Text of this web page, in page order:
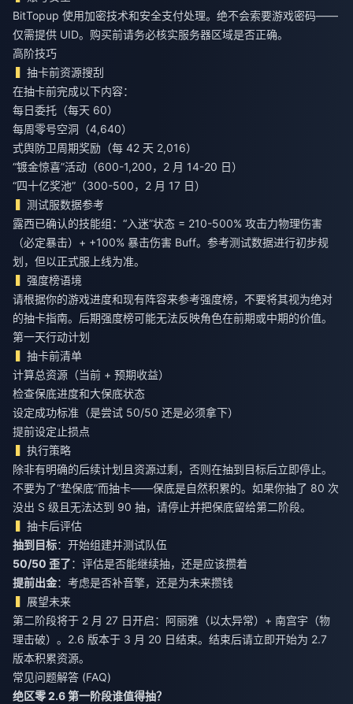
BitTopup 使用加密技术和安全支付处理。绝不会索要游戏密码——
仅需提供 UID。购买前请务必核实服务器区域是否正确。
高阶技巧
抽卡前资源搜刮
在抽卡前完成以下内容：
每日委托（每天 60）
每周零号空洞（4,640）
式舆防卫周期奖励（每 42 天 2,016）
“镀金惊喜”活动（600-1,200，2 月 14-20 日）
“四十亿奖池”（300-500，2 月 17 日）
测试服数据参考
露西已确认的技能组：“入迷”状态 = 210-500% 攻击力物理伤害
（必定暴击）+ +100% 暴击伤害 Buff。参考测试数据进行初步规
划，但以正式服上线为准。
强度榜语境
请根据你的游戏进度和现有阵容来参考强度榜，不要将其视为绝对
的抽卡指南。后期强度榜可能无法反映角色在前期或中期的价值。
第一天行动计划
抽卡前清单
计算总资源（当前 + 预期收益）
检查保底进度和大保底状态
设定成功标准（是尝试 50/50 还是必须拿下）
提前设定止损点
执行策略
除非有明确的后续计划且资源过剩，否则在抽到目标后立即停止。
不要为了“垫保底”而抽卡——保底是自然积累的。如果你抽了 80 次
没出 S 级且无法达到 90 抽，请停止并把保底留给第二阶段。
抽卡后评估
抽到目标：开始组建并测试队伍
50/50 歪了：评估是否能继续抽，还是应该攒着
提前出金：考虑是否补音擎，还是为未来攒钱
展望未来
第二阶段将于 2 月 27 日开启：阿丽雅（以太异常）+ 南宫宇（物
理击破）。2.6 版本于 3 月 20 日结束。结束后请立即开始为 2.7
版本积累资源。
常见问题解答 (FAQ)
绝区零 2.6 第一阶段谁值得抽？